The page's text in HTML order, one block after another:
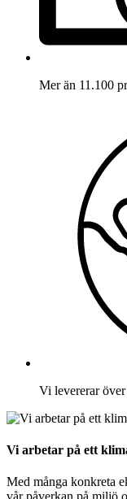
Mer än 11.100
Vi levererar
Vi arbetar på ett
Med många konkreta